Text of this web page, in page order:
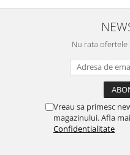
Nu rata
Vreau sa primesc
magazinului. Afla
Confidentialitate